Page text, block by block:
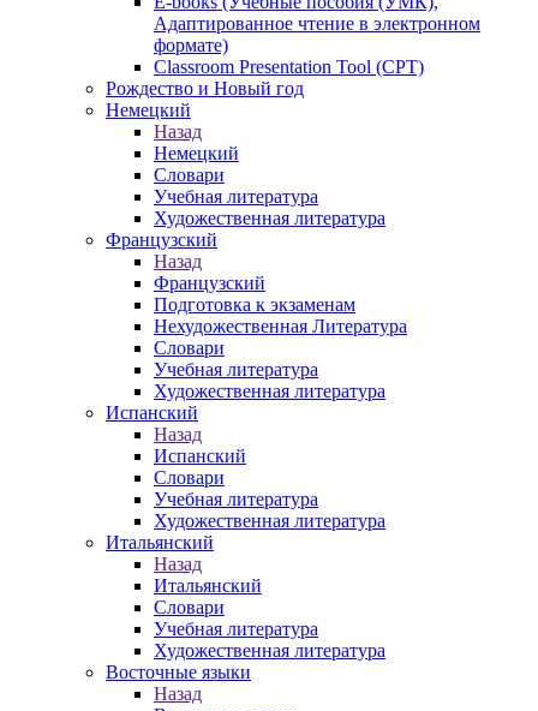
Адаптированное чтение в электронном
формате)
Classroom Presentation Tool (CPT)
Рождество и Новый год
Немецкий
Назад
Немецкий
Словари
Учебная литература
Художественная литература
Французский
Назад
Французский
Подготовка к экзаменам
Нехудожественная Литература
Словари
Учебная литература
Художественная литература
Испанский
Назад
Испанский
Словари
Учебная литература
Художественная литература
Итальянский
Назад
Итальянский
Словари
Учебная литература
Художественная литература
Восточные языки
Назад